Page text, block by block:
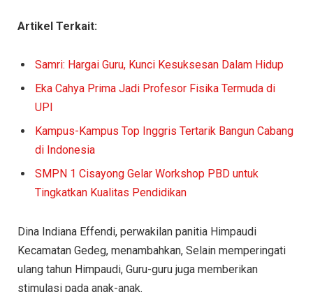
Artikel Terkait:
Samri: Hargai Guru, Kunci Kesuksesan Dalam Hidup
Eka Cahya Prima Jadi Profesor Fisika Termuda di
UPI
Kampus-Kampus Top Inggris Tertarik Bangun Cabang
di Indonesia
SMPN 1 Cisayong Gelar Workshop PBD untuk
Tingkatkan Kualitas Pendidikan
Dina Indiana Effendi, perwakilan panitia Himpaudi
Kecamatan Gedeg, menambahkan, Selain memperingati
ulang tahun Himpaudi, Guru-guru juga memberikan
stimulasi pada anak-anak.